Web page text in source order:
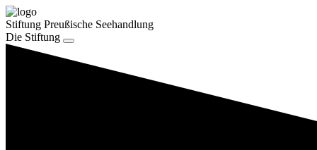
Stiftung Preußische Seehandlung
Die Stiftung